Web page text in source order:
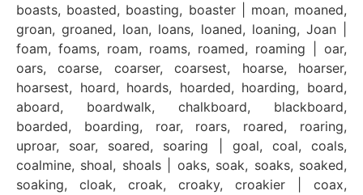
boasts, boasted, boasting, boaster | moan, moaned,
groan, groaned, loan, loans, loaned, loaning, Joan |
foam, foams, roam, roams, roamed, roaming | oar,
oars, coarse, coarser, coarsest, hoarse, hoarser,
hoarsest, hoard, hoards, hoarded, hoarding, board,
aboard, boardwalk, chalkboard, blackboard,
boarded, boarding, roar, roars, roared, roaring,
uproar, soar, soared, soaring | goal, coal, coals,
coalmine, shoal, shoals | oaks, soak, soaks, soaked,
soaking, cloak, croak, croaky, croakier | coax,